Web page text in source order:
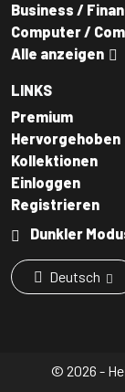
Business /
Computer /
Alle anzeigen
LINKS
Premium
Hervorgehoben
Kollektionen
Einloggen
Registrieren
Dunkler
Deutsch
© 2026 -